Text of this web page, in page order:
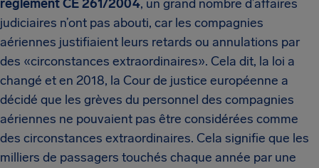
règlement CE 261/2004, un grand nombre d’affaires
judiciaires n’ont pas abouti, car les compagnies
aériennes justifiaient leurs retards ou annulations par
des «circonstances extraordinaires». Cela dit, la loi a
changé et en 2018, la Cour de justice européenne a
décidé que les grèves du personnel des compagnies
aériennes ne pouvaient pas être considérées comme
des circonstances extraordinaires. Cela signifie que les
milliers de passagers touchés chaque année par une